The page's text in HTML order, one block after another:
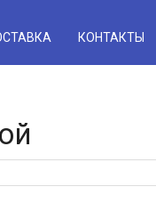
КОНТАКТЫ